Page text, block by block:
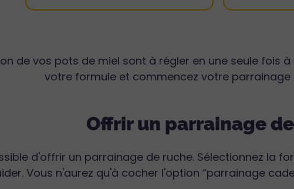
de vos pots de miel sont à régler en une seule fois
votre formule et commencez votre parrainage
Offrir un parrainage
d'offrir un parrainage de ruche. Sélectionnez la
Vous n'aurez qu'à cocher l'option “parrainage